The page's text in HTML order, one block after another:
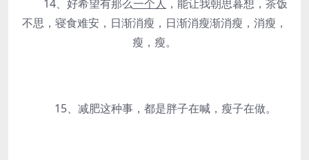
14、好希望有那么一个人 ，能让我朝思暮想，茶饭
不思，寝食难安，日渐消瘦，日渐消瘦渐消瘦，消瘦，
瘦，瘦。
15、减肥这种事，都是胖子在喊，瘦子在做。